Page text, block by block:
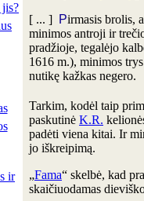
jis?
ir
[ ... ] Pirmasis brolis,
minimos antroji ir
pradžioje, tegalėjo
1616 m.), minimos
nutikę kažkas negero.
Tarkim, kodėl taip
paskutinė K.R.
padėti viena kitai. Ir
jo iškreipimą.
„Fama“ skelbė, kad
skaičiuodamas